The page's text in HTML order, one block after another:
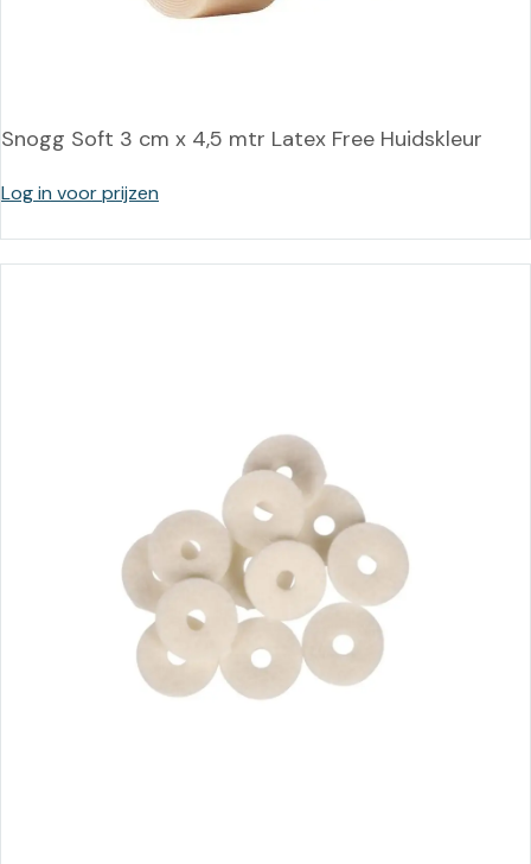
Snogg Soft 3 cm x 4,5 mtr Latex Free Huidskleur
Log in voor prijzen